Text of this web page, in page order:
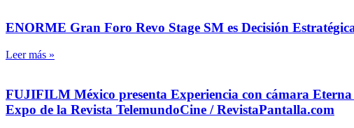
ENORME Gran Foro Revo Stage SM es Decisión
Leer más »
FUJIFILM México presenta Experiencia con cámara
Expo de la Revista TelemundoCine / RevistaPantalla.com